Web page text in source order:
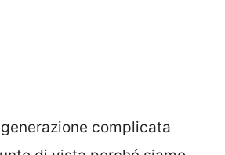
complicata